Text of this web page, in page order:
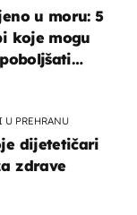
u moru: 5
koje mogu
PREHRANU
dijetetičari
zdrave